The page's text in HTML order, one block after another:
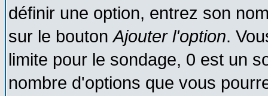
définir une option, entrez son
sur le boutonAjouter l'option.
limite pour le sondage, 0 est un
nombre d'options que vous